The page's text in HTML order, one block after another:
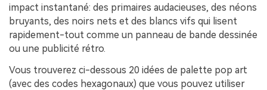
impact instantané: des primaires audacieuses, des néons
bruyants, des noirs nets et des blancs vifs qui lisent
rapidement-tout comme un panneau de bande dessinée
ou une publicité rétro.
Vous trouverez ci-dessous 20 idées de palette pop art
(avec des codes hexagonaux) que vous pouvez utiliser